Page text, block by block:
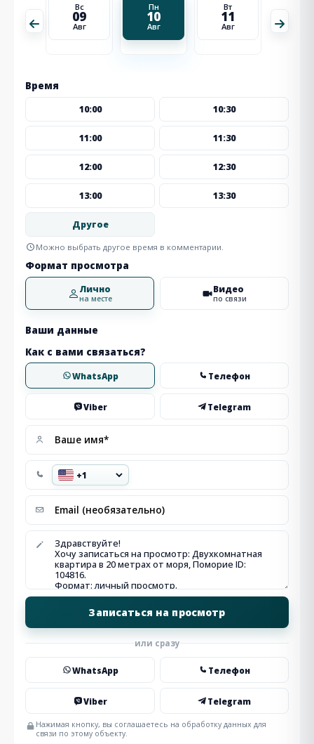
Вс
09
Авг
Пн
10
Авг
Вт
11
Авг
Время
10:00 10:30
11:00 11:30
12:00 12:30
13:00 13:30
Другое
Можно выбрать другое время в комментарии.
Формат просмотра
Лично
на месте
Видео
по связи
Ваши данные
Как с вами связаться?
WhatsApp Телефон
Viber Telegram
или сразу
WhatsApp Телефон
Viber Telegram
Нажимая кнопку, вы соглашаетесь на обработку данных для
связи по этому объекту.